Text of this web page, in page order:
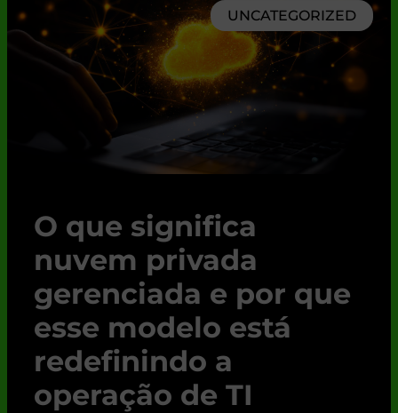
UNCATEGORIZED
O que significa
nuvem privada
gerenciada e por que
esse modelo está
redefinindo a
operação de TI